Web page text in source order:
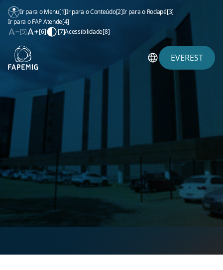
Ir para o Menu[1]Ir para o Conteúdo[2]Ir para o Rodapé[3]
Ir para o FAP Atende[4]
[5]
[6] [7]Acessibilidade[8]
EVEREST